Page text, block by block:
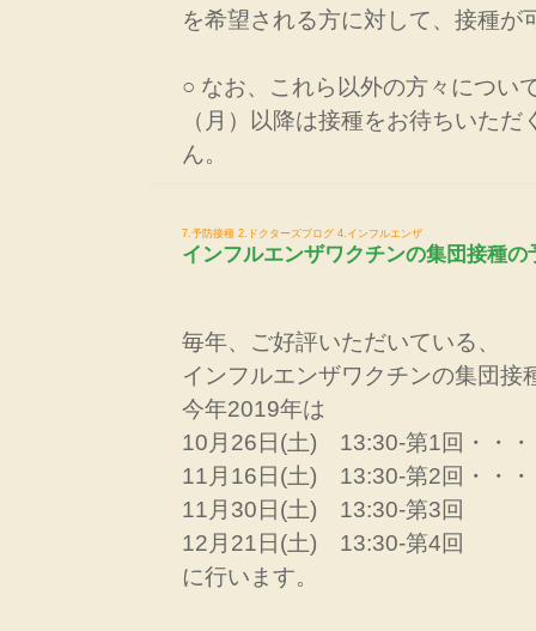
を希望される方に対して、接種が
○ なお、これら以外の方々につい
（月）以降は接種をお待ちいただ
ん。
7.予防接種 2.ドクターズブログ 4.インフルエンザ
インフルエンザワクチンの集団接種の
毎年、ご好評いただいている、
インフルエンザワクチンの集団接
今年2019年は
10月26日(土) 13:30-第1回・・・
11月16日(土) 13:30-第2回・・・
11月30日(土) 13:30-第3回
12月21日(土) 13:30-第4回
に行います。